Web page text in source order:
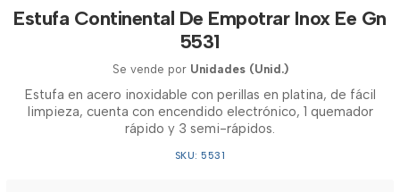
Estufa Continental De Empotrar Inox Ee Gn
5531
Se vende por Unidades (Unid.)
Estufa en acero inoxidable con perillas en platina, de fácil
limpieza, cuenta con encendido electrónico, 1 quemador
rápido y 3 semi-rápidos.
SKU: 5531